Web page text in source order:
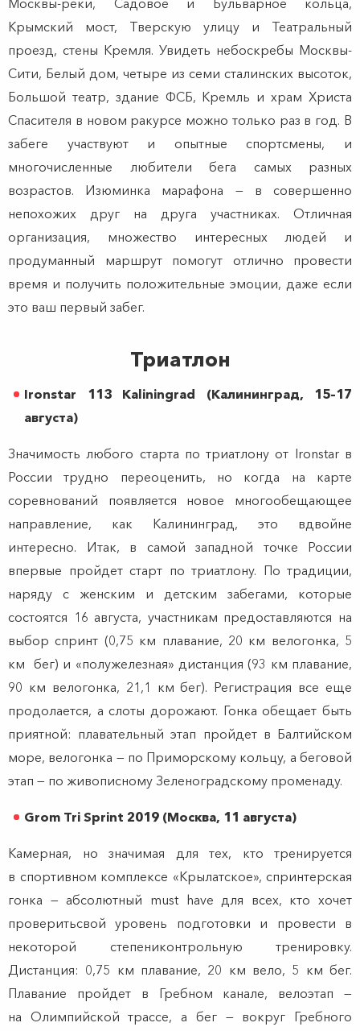
Москвы-реки, Садовое и Бульварное кольца,
Крымский мост, Тверскую улицу и Театральный
проезд, стены Кремля. Увидеть небоскребы Москвы-
Сити, Белый дом, четыре из семи сталинских высоток,
Большой театр, здание ФСБ, Кремль и храм Христа
Спасителя в новом ракурсе можно только раз в год. В
забеге участвуют и опытные спортсмены, и
многочисленные любители бега самых разных
возрастов. Изюминка марафона — в совершенно
непохожих друг на друга участниках. Отличная
организация, множество интересных людей и
продуманный маршрут помогут отлично провести
время и получить положительные эмоции, даже если
это ваш первый забег.
Триатлон
Ironstar 113 Kaliningrad (Калининград, 15–17
августа)
Значимость любого старта по триатлону от Ironstar в
России трудно переоценить, но когда на карте
соревнований появляется новое многообещающее
направление, как Калининград, это вдвойне
интересно. Итак, в самой западной точке России
впервые пройдет старт по триатлону. По традиции,
наряду с женским и детским забегами, которые
состоятся 16 августа, участникам предоставляются на
выбор спринт (0,75 км плавание, 20 км велогонка, 5
км бег) и «полужелезная» дистанция (93 км плавание,
90 км велогонка, 21,1 км бег). Регистрация все еще
продолается, а слоты дорожают. Гонка обещает быть
приятной: плавательный этап пройдет в Балтийском
море, велогонка — по Приморскому кольцу, а беговой
этап — по живописному Зеленоградскому променаду.
Grom Tri Sprint 2019 (Москва, 11 августа)
Камерная, но значимая для тех, кто тренируется
в спортивном комплексе «Крылатское», спринтерская
гонка — абсолютный must have для всех, кто хочет
проверитьсвой уровень подготовки и провести в
некоторой степениконтрольную тренировку.
Дистанция: 0,75 км плавание, 20 км вело, 5 км бег.
Плавание пройдет в Гребном канале, велоэтап —
на Олимпийской трассе, а бег — вокруг Гребного